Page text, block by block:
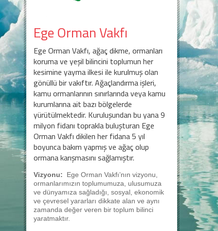
Ege Orman Vakfı
Ege Orman Vakfı, ağaç dikme, ormanları
koruma ve yeşil bilincini toplumun her
kesimine yayma ilkesi ile kurulmuş olan
gönüllü bir vakıftır. Ağaçlandırma işleri,
kamu ormanlarının sınırlarında veya kamu
kurumlarına ait bazı bölgelerde
yürütülmektedir. Kuruluşundan bu yana 9
milyon fidanı toprakla buluşturan Ege
Orman Vakfı dikilen her fidana 5 yıl
boyunca bakım yapmış ve ağaç olup
ormana karışmasını sağlamıştır.
Vizyonu:
Ege Orman Vakfı’nın vizyonu,
ormanlarımızın toplumumuza, ulusumuza
ve dünyamıza sağladığı, sosyal, ekonomik
ve çevresel yararları dikkate alan ve aynı
zamanda değer veren bir toplum bilinci
yaratmaktır.